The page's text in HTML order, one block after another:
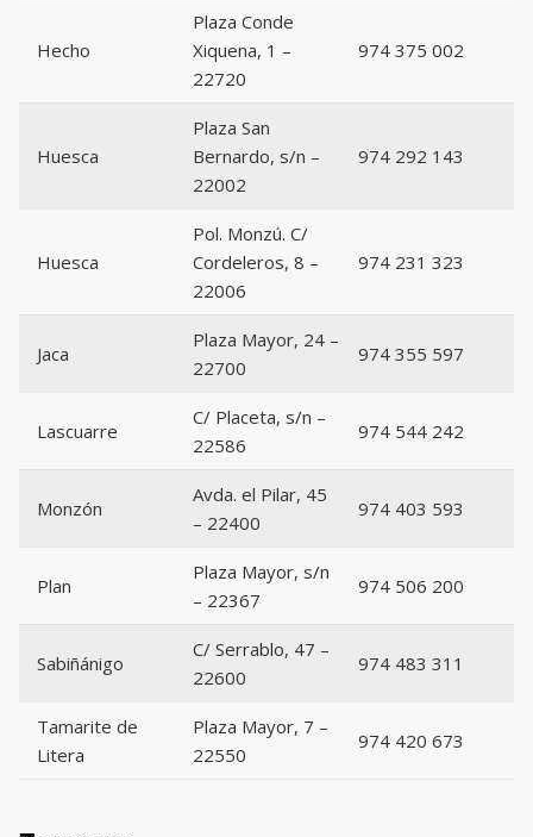
Hecho
Plaza Conde
Xiquena, 1 –
22720
974 375 002
Huesca
Plaza San
Bernardo, s/n –
22002
974 292 143
Huesca
Pol. Monzú. C/
Cordeleros, 8 –
22006
974 231 323
Jaca
Plaza Mayor, 24 –
22700
974 355 597
Lascuarre
C/ Placeta, s/n –
22586
974 544 242
Monzón
Avda. el Pilar, 45
– 22400
974 403 593
Plan
Plaza Mayor, s/n
– 22367
974 506 200
Sabiñánigo
C/ Serrablo, 47 –
22600
974 483 311
Tamarite de
Litera
Plaza Mayor, 7 –
22550
974 420 673